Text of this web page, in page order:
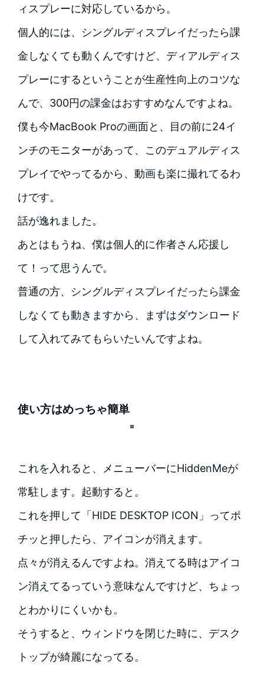
ィスプレーに対応しているから。
個人的には、シングルディスプレイだったら課
金しなくても動くんですけど、ディアルディス
プレーにするということが生産性向上のコツな
んで、300円の課金はおすすめなんですよね。
僕も今MacBook Proの画面と、目の前に24イ
ンチのモニターがあって、このデュアルディス
プレイでやってるから、動画も楽に撮れてるわ
けです。
話が逸れました。
あとはもうね、僕は個人的に作者さん応援し
て！って思うんで。
普通の方、シングルディスプレイだったら課金
しなくても動きますから、まずはダウンロード
して入れてみてもらいたいんですよね。
使い方はめっちゃ簡単
これを入れると、メニューバーにHiddenMeが
常駐します。起動すると。
これを押して「HIDE DESKTOP ICON」ってポ
チッと押したら、アイコンが消えます。
点々が消えるんですよね。消えてる時はアイコ
ン消えてるっていう意味なんですけど、ちょっ
とわかりにくいかも。
そうすると、ウィンドウを閉じた時に、デスク
トップが綺麗になってる。